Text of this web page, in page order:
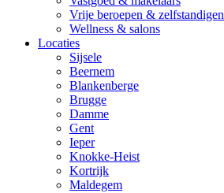
Vrije beroepen & zelfstandigen
Wellness & salons
Locaties
Sijsele
Beernem
Blankenberge
Brugge
Damme
Gent
Ieper
Knokke-Heist
Kortrijk
Maldegem